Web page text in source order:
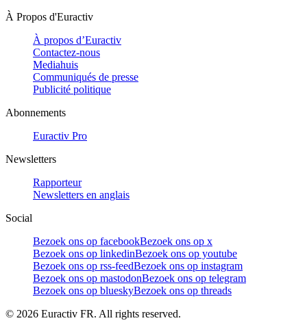
À Propos d'Euractiv
À propos d’Euractiv
Contactez-nous
Mediahuis
Communiqués de presse
Publicité politique
Abonnements
Euractiv Pro
Newsletters
Rapporteur
Newsletters en anglais
Social
Bezoek ons op facebookBezoek ons op x
Bezoek ons op linkedinBezoek ons op youtube
Bezoek ons op rss-feedBezoek ons op instagram
Bezoek ons op mastodonBezoek ons op telegram
Bezoek ons op blueskyBezoek ons op threads
© 2026 Euractiv FR. All rights reserved.